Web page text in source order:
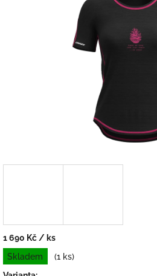
1 690 Kč / ks
Měrná
cena:
Skladem
(1 ks)